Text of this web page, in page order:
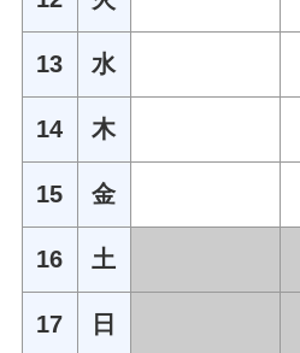
13 水
14 木
15 金
16 土
17 日